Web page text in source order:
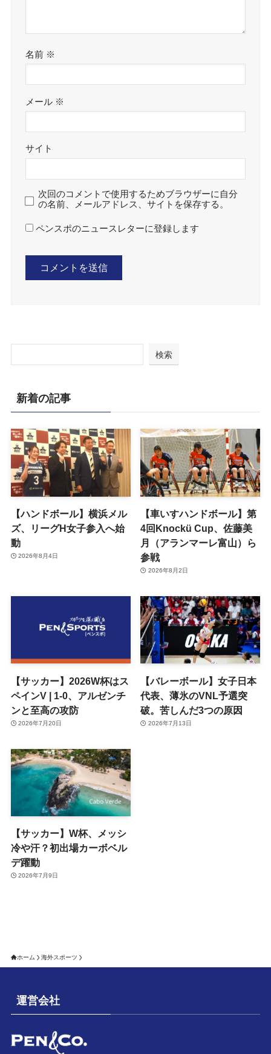
名前 ※
メール ※
サイト
次回のコメントで使用するためブラウザーに自分
の名前、メールアドレス、サイトを保存する。
ペンスポのニュースレターに登録します
検索
新着の記事
【ハンドボール】横浜メル
ズ、リーグH女子参入へ始
動
2026年8月4日
【車いすハンドボール】第
4回Knockü Cup、佐藤美
月（アランマーレ富山）ら
参戦
2026年8月2日
【サッカー】2026W杯はス
ペインV | 1-0、アルゼンチ
ンと至高の攻防
2026年7月20日
【バレーボール】女子日本
代表、薄氷のVNL予選突
破。苦しんだ3つの原因
2026年7月13日
【サッカー】W杯、メッシ
冷や汗？初出場カーボベル
デ躍動
2026年7月9日
ホーム 海外スポーツ
運営会社